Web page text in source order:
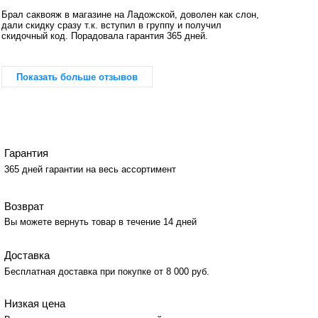
Брал саквояж в магазине на Ладожской, доволен как слон,
дали скидку сразу т.к. вступил в группу и получил
скидочный код. Порадовала гарантия 365 дней.
Показать больше отзывов
Гарантия
365 дней гарантии на весь ассортимент
Возврат
Вы можете вернуть товар в течение 14 дней
Доставка
Бесплатная доставка при покупке от 8 000 руб.
Низкая цена